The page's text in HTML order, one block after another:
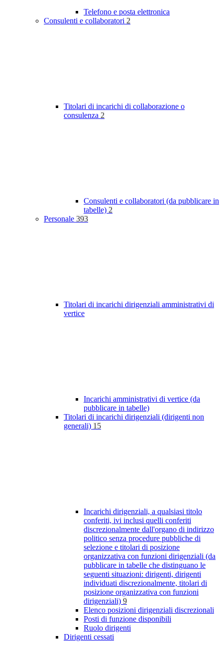
Telefono e posta elettronica
Consulenti e collaboratori 2
Titolari di incarichi di collaborazione o
consulenza 2
Consulenti e collaboratori (da pubblicare in
tabelle) 2
Personale 393
Titolari di incarichi dirigenziali amministrativi di
vertice
Incarichi amministrativi di vertice (da
pubblicare in tabelle)
Titolari di incarichi dirigenziali (dirigenti non
generali) 15
Incarichi dirigenziali, a qualsiasi titolo
conferiti, ivi inclusi quelli conferiti
discrezionalmente dall'organo di indirizzo
politico senza procedure pubbliche di
selezione e titolari di posizione
organizzativa con funzioni dirigenziali (da
pubblicare in tabelle che distinguano le
seguenti situazioni: dirigenti, dirigenti
individuati discrezionalmente, titolari di
posizione organizzativa con funzioni
dirigenziali) 9
Elenco posizioni dirigenziali discrezionali
Posti di funzione disponibili
Ruolo dirigenti
Dirigenti cessati